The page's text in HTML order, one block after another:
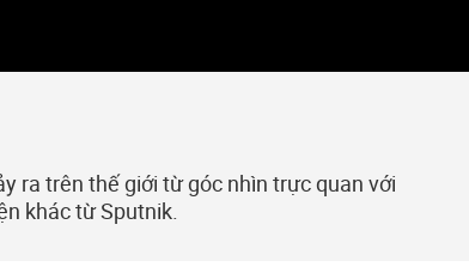
ra trên thế giới từ góc nhìn trực quan với
khác từ Sputnik.